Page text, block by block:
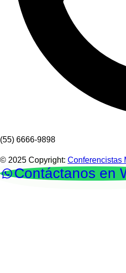
(55) 6666-9898
© 2025 Copyright: Conferencistas
Contáctanos en